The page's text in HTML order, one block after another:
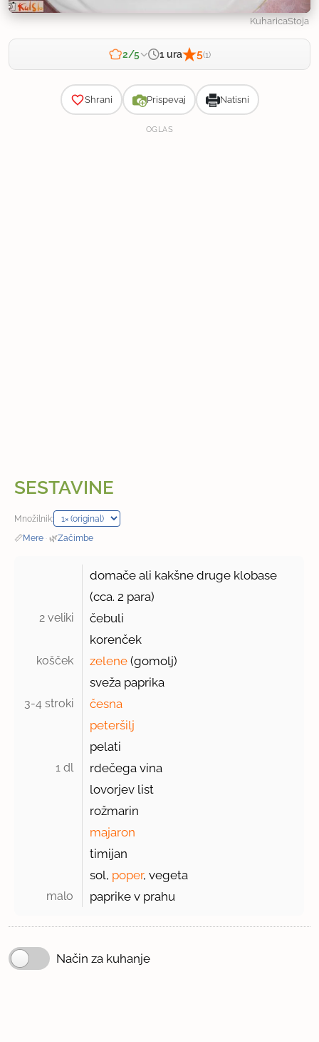
KuharicaStoja
2/5 1 ura 5(1)
Shrani Prispevaj Natisni
OGLAS
SESTAVINE
Množilnik:
📏Mere · 🌿Začimbe
domače ali kakšne druge klobase
(cca.2 para)
2 veliki
čebuli
korenček
košček zelene (gomolj)
sveža paprika
3-4 stroki
česna
peteršilj
pelati
1 dl
rdečega vina
lovorjev list
rožmarin
majaron
timijan
sol, poper, vegeta
malo paprike v prahu
Način za kuhanje